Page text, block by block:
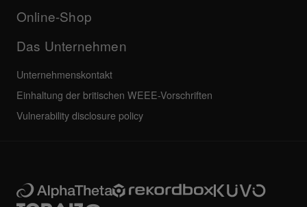
Service, Reparatur, Garantie
Alle Neuigkeiten
Online-Shop
Das Unternehmen
Unternehmenskontakt
Einhaltung der britischen WEEE-Vorschriften
Vulnerability disclosure policy